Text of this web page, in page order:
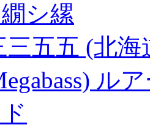
シ縲
五五 (北海
ル